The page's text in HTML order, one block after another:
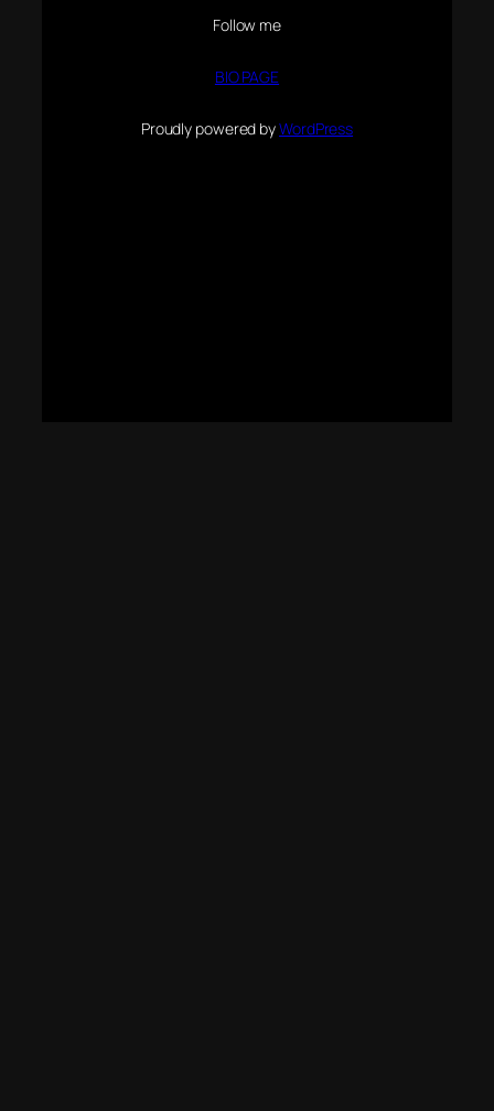
Follow me
BIO PAGE
Proudly powered byWordPress